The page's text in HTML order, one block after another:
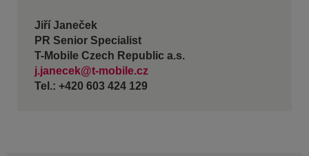
Jiří Janeček
PR Senior Specialist
T-Mobile Czech Republic a.s.
j.janecek@t-mobile.cz
Tel.: +420 603 424 129